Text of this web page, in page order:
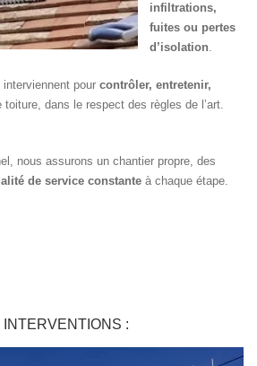
infiltrations,
fuites ou pertes
d’isolation.
interviennent pour contrôler, entretenir,
toiture, dans le respect des règles de l’art.
nous assurons un chantier propre, des
de service constante à chaque étape.
: